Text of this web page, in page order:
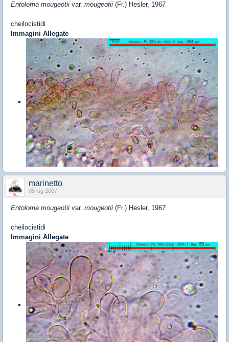
Entoloma mougeotii var. mougeotii (Fr.) Hesler, 1967
cheilocistidi
Immagini Allegate
marinetto
05 lug 2007
Entoloma mougeotii var. mougeotii (Fr.) Hesler, 1967
cheilocistidi
Immagini Allegate